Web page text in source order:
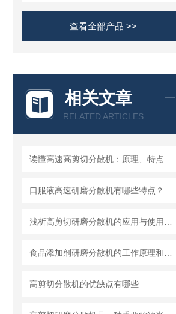
查看全部产品 >>
相关文章
RELATED ARTICLES
高剪切分散机的优缺点有哪些